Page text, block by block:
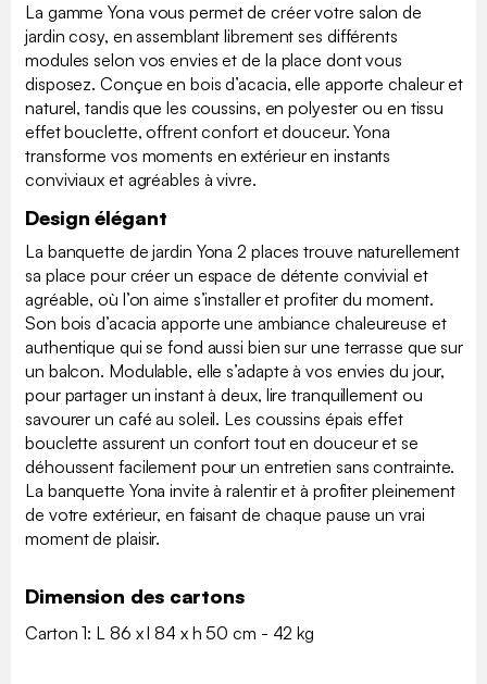
La gamme Yona vous permet de créer votre salon de
jardin cosy, en assemblant librement ses différents
modules selon vos envies et de la place dont vous
disposez. Conçue en bois d’acacia, elle apporte chaleur et
naturel, tandis que les coussins, en polyester ou en tissu
effet bouclette, offrent confort et douceur. Yona
transforme vos moments en extérieur en instants
conviviaux et agréables à vivre.
Design élégant
La banquette de jardin Yona 2 places trouve naturellement
sa place pour créer un espace de détente convivial et
agréable, où l’on aime s’installer et profiter du moment.
Son bois d’acacia apporte une ambiance chaleureuse et
authentique qui se fond aussi bien sur une terrasse que sur
un balcon. Modulable, elle s’adapte à vos envies du jour,
pour partager un instant à deux, lire tranquillement ou
savourer un café au soleil. Les coussins épais effet
bouclette assurent un confort tout en douceur et se
déhoussent facilement pour un entretien sans contrainte.
La banquette Yona invite à ralentir et à profiter pleinement
de votre extérieur, en faisant de chaque pause un vrai
moment de plaisir.
Dimension des cartons
Carton 1: L 86 x l 84 x h 50 cm - 42 kg